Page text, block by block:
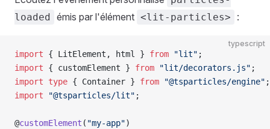
loaded émis par l'élément <lit-particles> :
typescript
import { LitElement, html } from "lit" ;
import { customElement } from "lit/decorators.js" ;
import type { Container } from "@tsparticles/engine" ;
import "@tsparticles/lit" ;
@customElement ( "my-app")